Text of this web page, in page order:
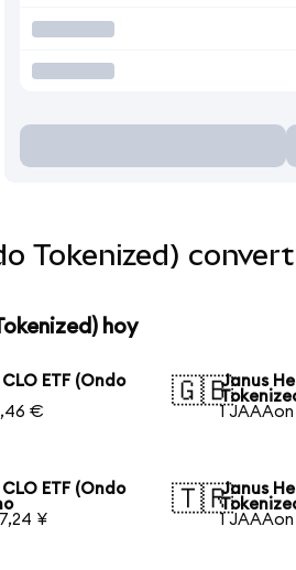
Tokenized)
hoy
ETF (Ondo
€
🇬🇧Janus
1 JAAAon
ETF (Ondo
¥
🇹🇷Janus
1